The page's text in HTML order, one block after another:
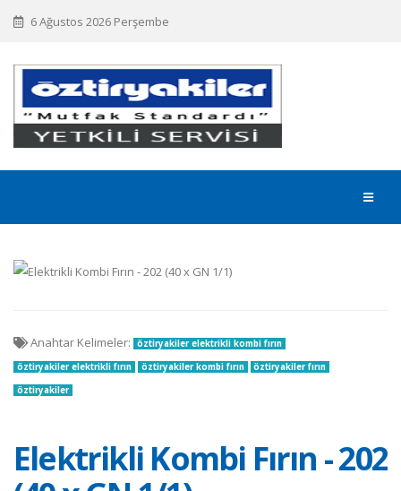
6 Ağustos 2026 Perşembe
Elektrikli Kombi Fırın - 202
Anahtar Kelimeler:
öztiryakiler elektrikli kombi fırın
öztiryakiler elektrikli fırın
öztiryakiler kombi fırın
öztiryakiler fırın
öztiryakiler